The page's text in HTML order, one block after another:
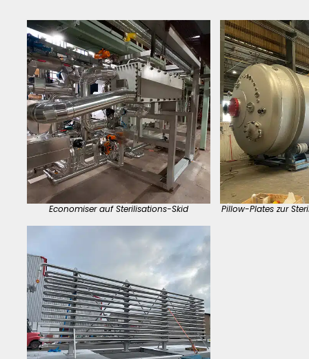
Economiser auf Sterilisations-Skid Pillow-Plates zur